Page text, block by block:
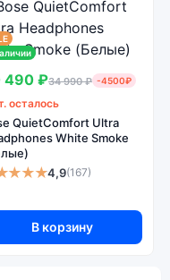
490 ₽34 990 ₽ -4500₽
осталось
QuietComfort Ultra
White Smoke
4,9(167)
В корзину